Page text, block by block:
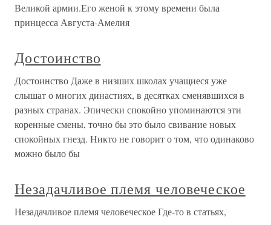
Великой армии.Его женой к этому времени была
принцесса Августа-Амелия
Достоинство
Достоинство Даже в низших школах учащиеся уже
слышат о многих династиях, в десятках сменявшихся в
разных странах. Эпически спокойно упоминаются эти
коренные смены, точно бы это было свивание новых
спокойных гнезд. Никто не говорит о том, что одинаково
можно было бы
Незадачливое племя человеческое
Незадачливое племя человеческое Где-то в статьях,